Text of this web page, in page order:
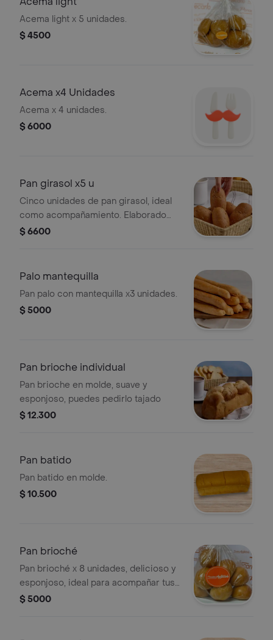
Acema light x 5 unidades.
$ 4500
Acema x4 Unidades
Acema x 4 unidades.
$ 6000
Pan girasol x5 u
Cinco unidades de pan girasol, ideal
como acompañamiento. Elaborado
con semillas de girasol visibles en la
$ 6600
Palo mantequilla
Pan palo con mantequilla x3 unidades.
$ 5000
Pan brioche individual
Pan brioche en molde, suave y
esponjoso, puedes pedirlo tajado
$ 12.300
Pan batido
Pan batido en molde.
$ 10.500
Pan brioché
Pan brioché x 8 unidades, delicioso y
esponjoso, ideal para acompañar tus
comidas especiales.
$ 5000